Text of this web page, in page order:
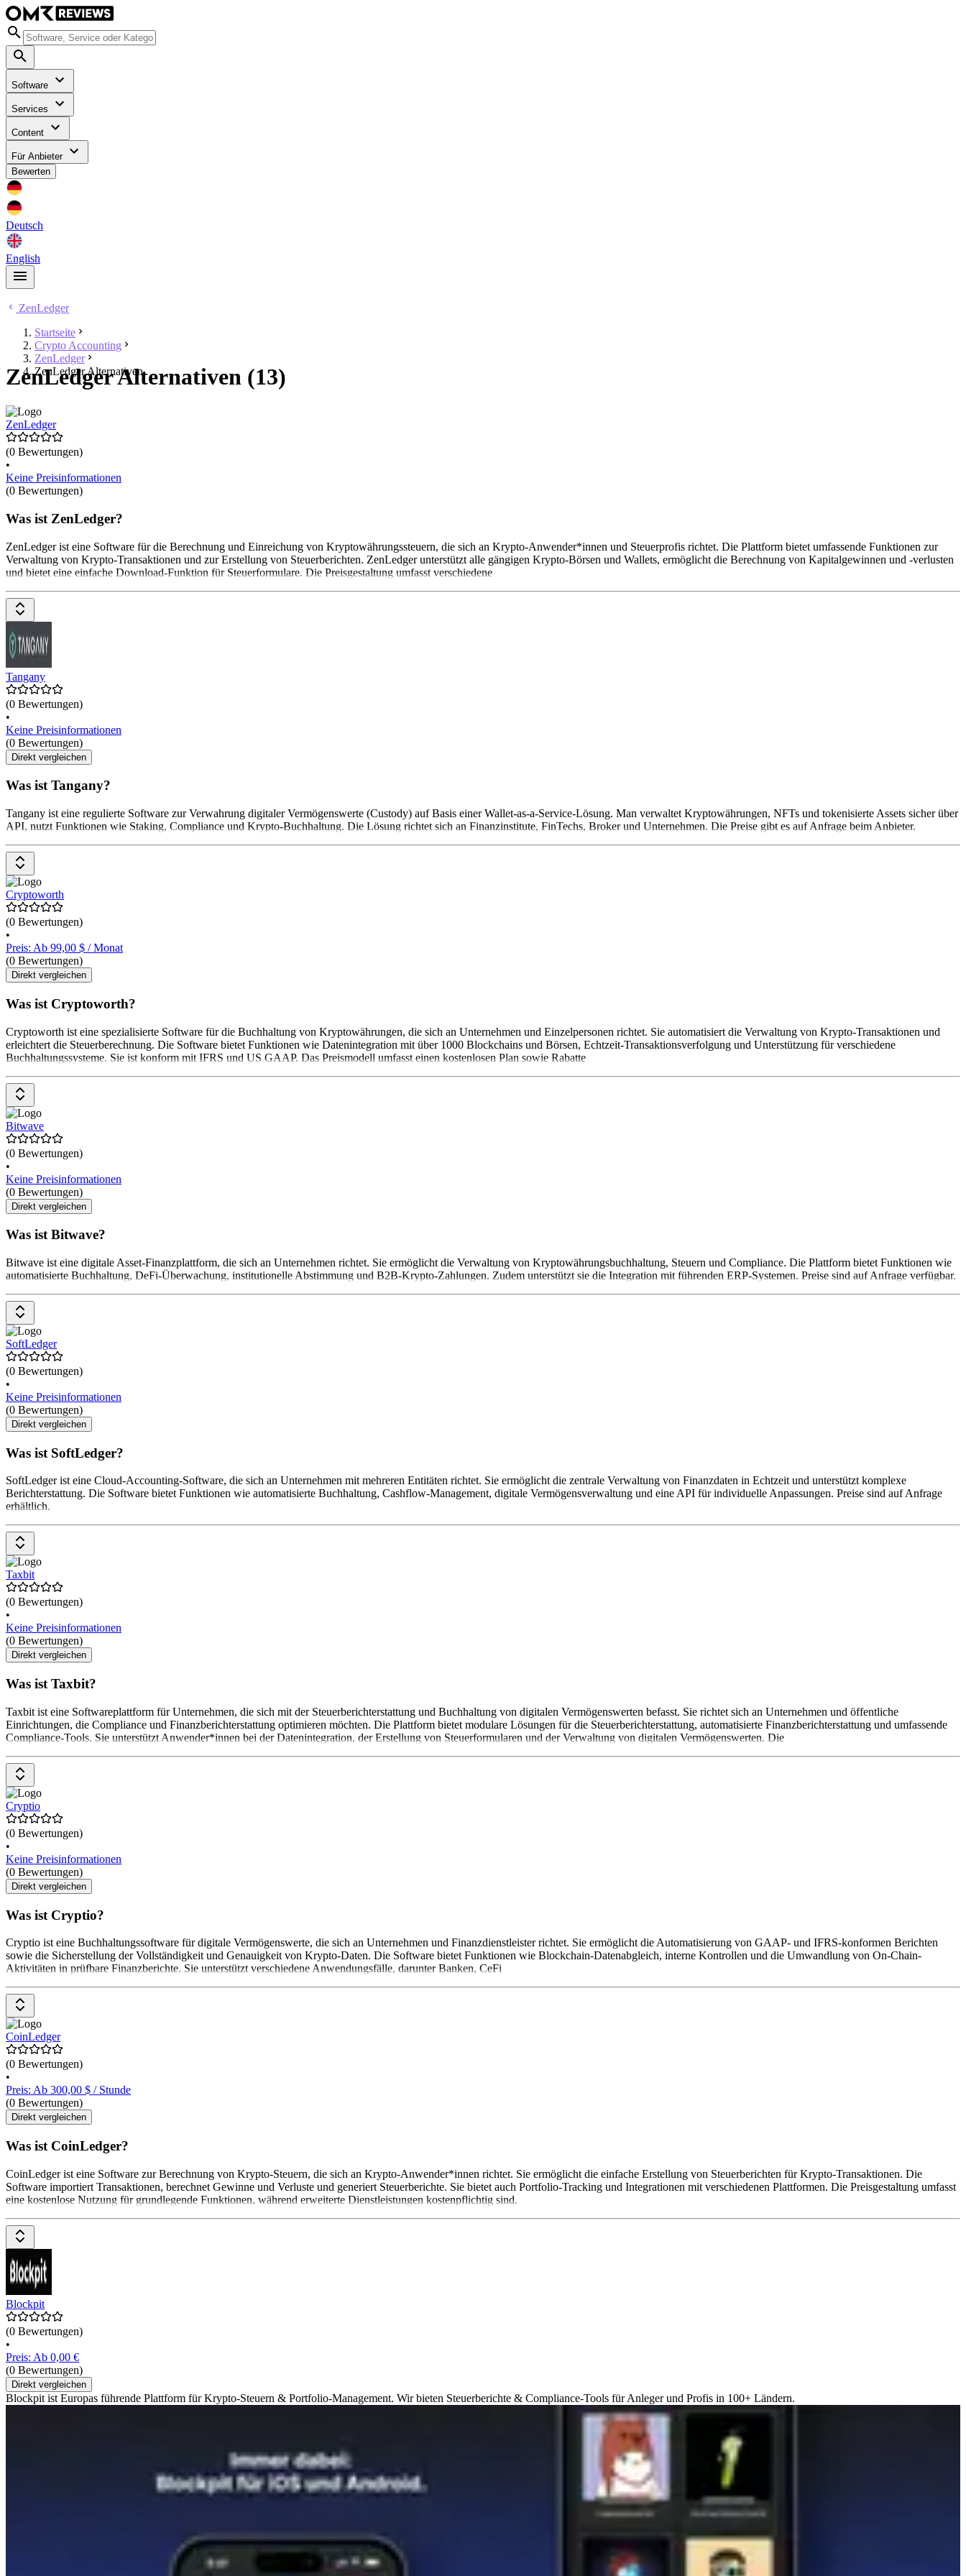
Software
Services
Content
Für Anbieter
Bewerten
Deutsch
English
ZenLedger
Startseite
Crypto Accounting
ZenLedger
ZenLedger Alternativen
ZenLedger Alternativen (13)
ZenLedger
(0 Bewertungen)
•
Keine Preisinformationen
(0 Bewertungen)
Was ist ZenLedger?
ZenLedger ist eine Software für die Berechnung und Einreichung von Kryptowährungssteuern, die sich an Krypto-Anwender*innen und Steuerprofis richtet. Die Plattform bietet umfassende Funktionen zur
Verwaltung von Krypto-Transaktionen und zur Erstellung von Steuerberichten. ZenLedger unterstützt alle gängigen Krypto-Börsen und Wallets, ermöglicht die Berechnung von Kapitalgewinnen und -verlusten
und bietet eine einfache Download-Funktion für Steuerformulare. Die Preisgestaltung umfasst verschiedene
Tangany
(0 Bewertungen)
•
Keine Preisinformationen
(0 Bewertungen)
Direkt vergleichen
Was ist Tangany?
Tangany ist eine regulierte Software zur Verwahrung digitaler Vermögenswerte (Custody) auf Basis einer Wallet-as-a-Service-Lösung. Man verwaltet Kryptowährungen, NFTs und tokenisierte Assets sicher über
API, nutzt Funktionen wie Staking, Compliance und Krypto-Buchhaltung. Die Lösung richtet sich an Finanzinstitute, FinTechs, Broker und Unternehmen. Die Preise gibt es auf Anfrage beim Anbieter.
Cryptoworth
(0 Bewertungen)
•
Preis: Ab 99,00 $ / Monat
(0 Bewertungen)
Direkt vergleichen
Was ist Cryptoworth?
Cryptoworth ist eine spezialisierte Software für die Buchhaltung von Kryptowährungen, die sich an Unternehmen und Einzelpersonen richtet. Sie automatisiert die Verwaltung von Krypto-Transaktionen und
erleichtert die Steuerberechnung. Die Software bietet Funktionen wie Datenintegration mit über 1000 Blockchains und Börsen, Echtzeit-Transaktionsverfolgung und Unterstützung für verschiedene
Buchhaltungssysteme. Sie ist konform mit IFRS und US GAAP. Das Preismodell umfasst einen kostenlosen Plan sowie Rabatte
Bitwave
(0 Bewertungen)
•
Keine Preisinformationen
(0 Bewertungen)
Direkt vergleichen
Was ist Bitwave?
Bitwave ist eine digitale Asset-Finanzplattform, die sich an Unternehmen richtet. Sie ermöglicht die Verwaltung von Kryptowährungsbuchhaltung, Steuern und Compliance. Die Plattform bietet Funktionen wie
automatisierte Buchhaltung, DeFi-Überwachung, institutionelle Abstimmung und B2B-Krypto-Zahlungen. Zudem unterstützt sie die Integration mit führenden ERP-Systemen. Preise sind auf Anfrage verfügbar.
SoftLedger
(0 Bewertungen)
•
Keine Preisinformationen
(0 Bewertungen)
Direkt vergleichen
Was ist SoftLedger?
SoftLedger ist eine Cloud-Accounting-Software, die sich an Unternehmen mit mehreren Entitäten richtet. Sie ermöglicht die zentrale Verwaltung von Finanzdaten in Echtzeit und unterstützt komplexe
Berichterstattung. Die Software bietet Funktionen wie automatisierte Buchhaltung, Cashflow-Management, digitale Vermögensverwaltung und eine API für individuelle Anpassungen. Preise sind auf Anfrage
erhältlich.
Taxbit
(0 Bewertungen)
•
Keine Preisinformationen
(0 Bewertungen)
Direkt vergleichen
Was ist Taxbit?
Taxbit ist eine Softwareplattform für Unternehmen, die sich mit der Steuerberichterstattung und Buchhaltung von digitalen Vermögenswerten befasst. Sie richtet sich an Unternehmen und öffentliche
Einrichtungen, die Compliance und Finanzberichterstattung optimieren möchten. Die Plattform bietet modulare Lösungen für die Steuerberichterstattung, automatisierte Finanzberichterstattung und umfassende
Compliance-Tools. Sie unterstützt Anwender*innen bei der Datenintegration, der Erstellung von Steuerformularen und der Verwaltung von digitalen Vermögenswerten. Die
Cryptio
(0 Bewertungen)
•
Keine Preisinformationen
(0 Bewertungen)
Direkt vergleichen
Was ist Cryptio?
Cryptio ist eine Buchhaltungssoftware für digitale Vermögenswerte, die sich an Unternehmen und Finanzdienstleister richtet. Sie ermöglicht die Automatisierung von GAAP- und IFRS-konformen Berichten
sowie die Sicherstellung der Vollständigkeit und Genauigkeit von Krypto-Daten. Die Software bietet Funktionen wie Blockchain-Datenabgleich, interne Kontrollen und die Umwandlung von On-Chain-
Aktivitäten in prüfbare Finanzberichte. Sie unterstützt verschiedene Anwendungsfälle, darunter Banken, CeFi
CoinLedger
(0 Bewertungen)
•
Preis: Ab 300,00 $ / Stunde
(0 Bewertungen)
Direkt vergleichen
Was ist CoinLedger?
CoinLedger ist eine Software zur Berechnung von Krypto-Steuern, die sich an Krypto-Anwender*innen richtet. Sie ermöglicht die einfache Erstellung von Steuerberichten für Krypto-Transaktionen. Die
Software importiert Transaktionen, berechnet Gewinne und Verluste und generiert Steuerberichte. Sie bietet auch Portfolio-Tracking und Integrationen mit verschiedenen Plattformen. Die Preisgestaltung umfasst
eine kostenlose Nutzung für grundlegende Funktionen, während erweiterte Dienstleistungen kostenpflichtig sind.
Blockpit
(0 Bewertungen)
•
Preis: Ab 0,00 €
(0 Bewertungen)
Direkt vergleichen
Blockpit ist Europas führende Plattform für Krypto-Steuern & Portfolio-Management. Wir bieten Steuerberichte & Compliance-Tools für Anleger und Profis in 100+ Ländern.